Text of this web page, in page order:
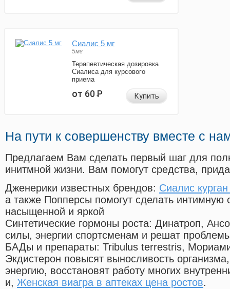
Сиалис 5 мг
5мг
Терапевтическая дозировка
Сиалиса для курсового
приема
от 60Р Купить
На пути к совершенству вместе с
Предлагаем Вам сделать первый шаг для
инитмной жизни. Вам помогут средства,
Дженерики известных брендов: Сиалис курган
а также Попперсы помогут сделать
насыщенной и яркой
Синтетические гормоны роста: Динатроп,
силы, энергии спортсменам и решат
БАДы и препараты: Tribulus terrestris,
Экдистерон повысят выносливость
энергию, восстановят работу многих
и, Женская виагра в аптеках цена ростов.